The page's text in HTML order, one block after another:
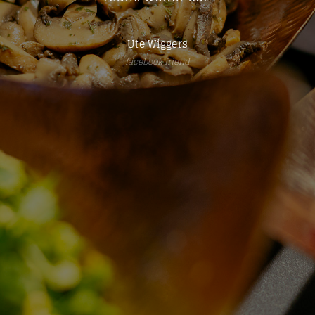
Ute Wiggers
facebook friend